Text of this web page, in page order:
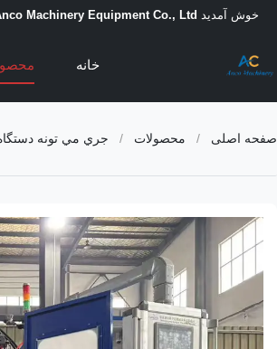
خوش آمدید Machinery Equipment Co., Ltd.
خانه
صفحه اصلی / محصولات / جري مي تونه